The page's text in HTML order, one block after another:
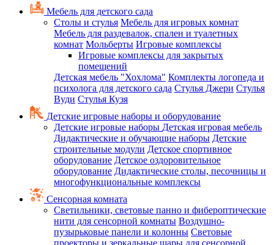
Мебель для детского сада
Столы и стулья Мебель для игровых комнат
Мебель для раздевалок, спален и туалетных
комнат Мольберты Игровые комплексы
Игровые комплексы для закрытых
помещений
Детская мебель "Хохлома" Комплекты логопеда и
психолога для детского сада Стулья Джери Стулья
Вуди Стулья Кузя
Детские игровые наборы и оборудование
Детские игровые наборы Детская игровая мебель
Дидактические и обучающие наборы Детские
строительные модули Детское спортивное
оборудование Детское оздоровительное
оборудование Дидактические столы, песочницы и
многофункциональные комплексы
Сенсорная комната
Светильники, световые панно и фибероптические
нити для сенсорной комнаты Воздушно-
пузырьковые панели и колонны Световые
проекторы и зеркальные шары для сенсорной